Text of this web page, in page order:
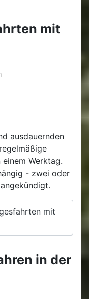
mit
ausdauernden
Werktag.
- zwei oder
mit
in der